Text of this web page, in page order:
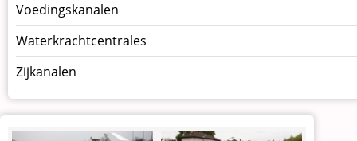
Voedingskanalen
Waterkrachtcentrales
Zijkanalen